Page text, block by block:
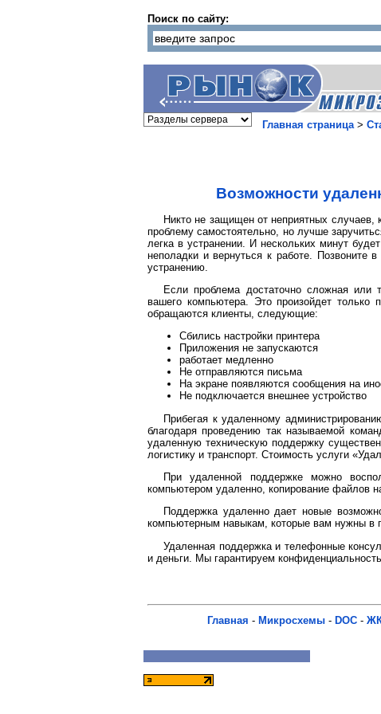
Поиск по сайту:
Главная страница>
Возможности
Никто не защищен от неприятных случаев,
проблему самостоятельно, но лучше
легка в устранении. И нескольких минут
неполадки и вернуться к работе. Позвоните
устранению.
Если проблема достаточно сложная или
вашего компьютера. Это произойдет
обращаются клиенты, следующие:
Сбились настройки принтера
Приложения не запускаются
работает медленно
Не отправляются письма
На экране появляются сообщения на
Не подключается внешнее устройство
Прибегая к удаленному
благодаря проведению так называемой
удаленную техническую поддержку
логистику и транспорт. Стоимость услуги
При удаленной поддержке можно
компьютером удаленно, копирование файлов
Поддержка удаленно дает новые
компьютерным навыкам, которые вам нужны в
Удаленная поддержка и телефонные
и деньги. Мы гарантируем
Главная - Микросхемы - DOC -